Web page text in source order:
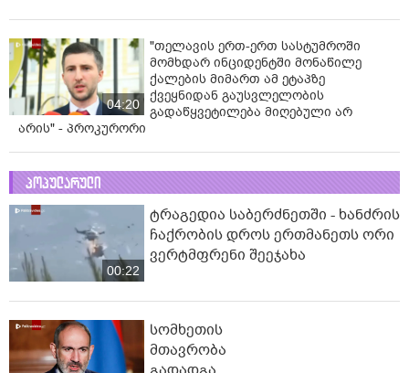
04:20
"თელავის ერთ-ერთ სასტუმროში
მომხდარ ინციდენტში მონაწილე
ქალების მიმართ ამ ეტაპზე
ქვეყნიდან გაუსვლელობის
გადაწყვეტილება მიღებული არ
არის" - პროკურორი
პოპულარული
00:22
ტრაგედია საბერძნეთში - ხანძრის
ჩაქრობის დროს ერთმანეთს ორი
ვერტმფრენი შეეჯახა
სომხეთის
მთავრობა